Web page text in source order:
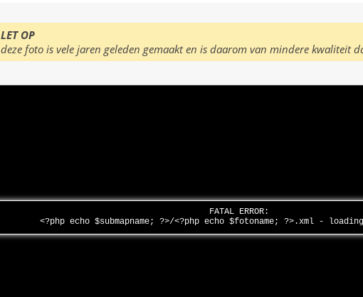
LET OP
deze foto is vele jaren geleden gemaakt en is daarom van mindere kwaliteit
FATAL ERROR:
<?php echo $submapname; ?>/<?php echo $fotoname; ?>.xml -